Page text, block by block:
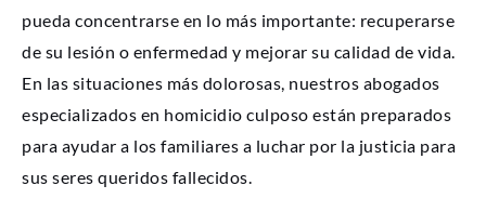
pueda concentrarse en lo más importante: recuperarse
de su lesión o enfermedad y mejorar su calidad de vida.
En las situaciones más dolorosas, nuestros abogados
especializados en homicidio culposo están preparados
para ayudar a los familiares a luchar por la justicia para
sus seres queridos fallecidos.